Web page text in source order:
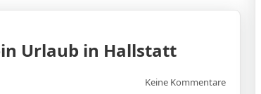
Urlaub in Hallstatt
Keine Kommentare